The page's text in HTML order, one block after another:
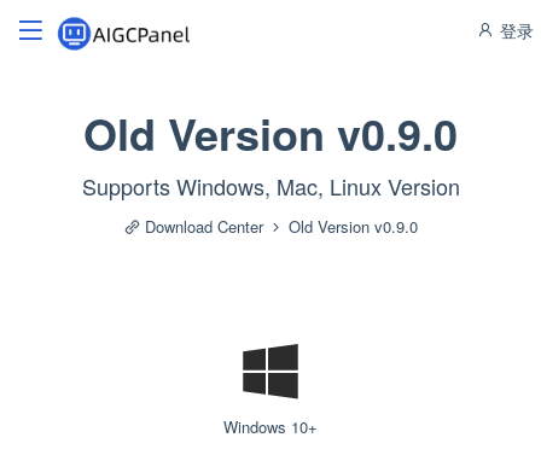
登录
Old Version v0.9.0
Supports Windows, Mac, Linux Version
Download Center Old Version v0.9.0
Windows 10+